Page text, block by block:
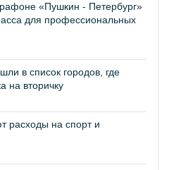
«Пушкин - Петербург»
для профессиональных
в список городов, где
на вторичку
расходы на спорт и